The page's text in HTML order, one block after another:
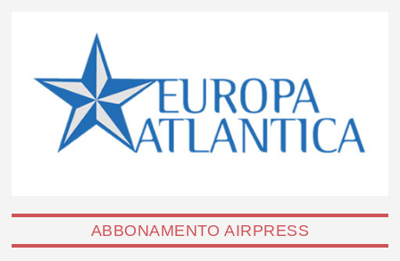
ABBONAMENTO AIRPRESS